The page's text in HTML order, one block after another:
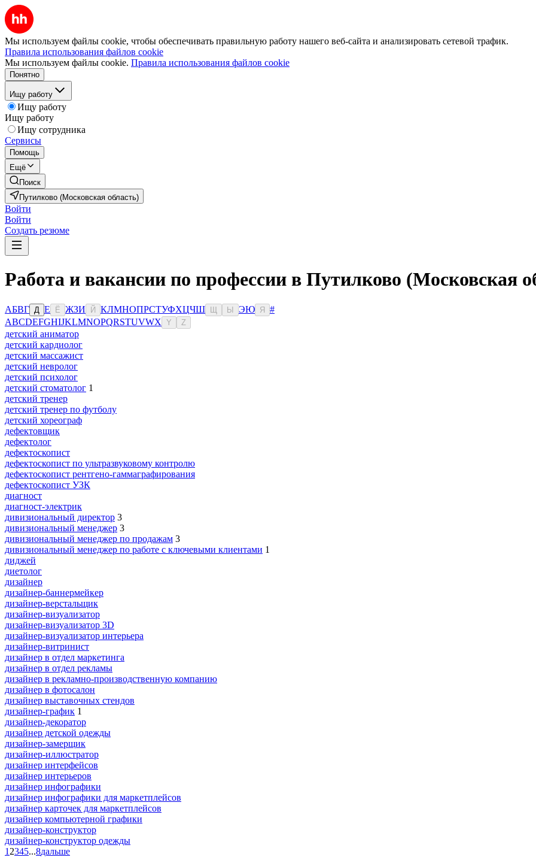
Мы используем файлы cookie, чтобы обеспечивать правильную работу нашего веб-сайта и анализировать сетевой трафик.
Правила использования файлов cookie
Мы используем файлы cookie. Правила использования файлов cookie
Понятно
Ищу работу
Ищу работу
Ищу работу
Ищу сотрудника
Сервисы
Помощь
Ещё
Поиск
Путилково (Московская область)
Войти
Войти
Создать резюме
Работа и вакансии по профессии в Путилково (Московская
АБВГ Д Е Ё ЖЗИ Й КЛМНОПРСТУФХЦЧШ Ы ЭЮ Я
#
ABCDEFGHIJKLMNOPQRSTUVWX Y Z
детский аниматор
детский кардиолог
детский массажист
детский невролог
детский психолог
детский стоматолог 1
детский тренер
детский тренер по футболу
детский хореограф
дефектовщик
дефектолог
дефектоскопист
дефектоскопист по ультразвуковому контролю
дефектоскопист рентгено-гаммаграфирования
дефектоскопист УЗК
диагност
диагност-электрик
дивизиональный директор 3
дивизиональный менеджер 3
дивизиональный менеджер по продажам 3
дивизиональный менеджер по работе с ключевыми клиентами 1
диджей
диетолог
дизайнер
дизайнер-баннермейкер
дизайнер-верстальщик
дизайнер-визуализатор
дизайнер-визуализатор 3D
дизайнер-визуализатор интерьера
дизайнер-витринист
дизайнер в отдел маркетинга
дизайнер в отдел рекламы
дизайнер в рекламно-производственную компанию
дизайнер в фотосалон
дизайнер выставочных стендов
дизайнер-график 1
дизайнер-декоратор
дизайнер детской одежды
дизайнер-замерщик
дизайнер-иллюстратор
дизайнер интерфейсов
дизайнер интерьеров
дизайнер инфографики
дизайнер инфографики для маркетплейсов
дизайнер карточек для маркетплейсов
дизайнер компьютерной графики
дизайнер-конструктор
дизайнер-конструктор одежды
1 2345...8дальше